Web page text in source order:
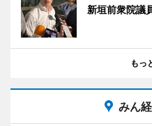
新垣前衆院議
もっ
みん